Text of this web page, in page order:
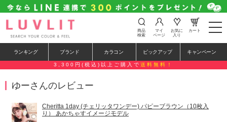
t
o
e
n
商品
検索
マイ
ページ
お気に
入り
カート
ランキング ブランド カラコン ピックアップ キャンペーン
3,300円(税込)以上ご購入で 送料無料！
ゆーさんのレビュー
Cheritta 1day (チェリッタワンデー) パピーブラウン（10枚入
り） あかちゃすイメージモデル